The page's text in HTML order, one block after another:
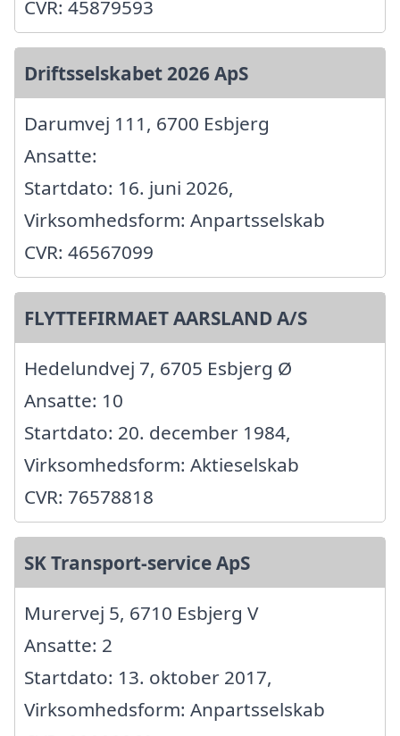
CVR: 45879593
Driftsselskabet 2026 ApS
Darumvej 111, 6700 Esbjerg
Ansatte:
Startdato: 16. juni 2026,
Virksomhedsform: Anpartsselskab
CVR: 46567099
FLYTTEFIRMAET AARSLAND A/S
Hedelundvej 7, 6705 Esbjerg Ø
Ansatte: 10
Startdato: 20. december 1984,
Virksomhedsform: Aktieselskab
CVR: 76578818
SK Transport-service ApS
Murervej 5, 6710 Esbjerg V
Ansatte: 2
Startdato: 13. oktober 2017,
Virksomhedsform: Anpartsselskab